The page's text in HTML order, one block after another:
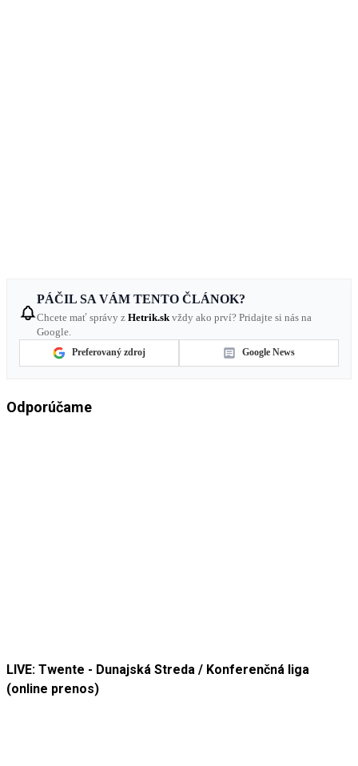
PÁČIL SA VÁM TENTO ČLÁNOK?
Chcete mať správy z Hetrik.sk vždy ako prví? Pridajte si nás na
Google.
Preferovaný zdroj Google News
Odporúčame
LIVE: Twente - Dunajská Streda / Konferenčná liga
(online prenos)